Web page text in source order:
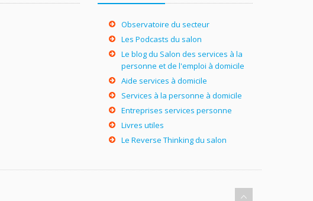
Observatoire du secteur
Les Podcasts du salon
Le blog du Salon des services à la
personne et de l'emploi à domicile
Aide services à domicile
Services à la personne à domicile
Entreprises services personne
Livres utiles
Le Reverse Thinking du salon